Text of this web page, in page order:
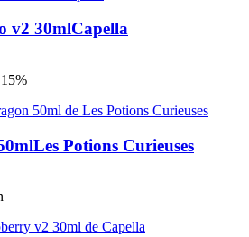
v2 30mlCapella
Les Potions Curieuses